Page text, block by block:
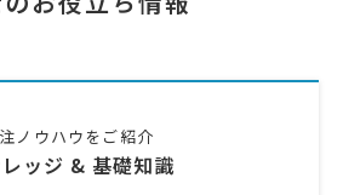
ノウハウをご紹介
ッジ & 基礎知識